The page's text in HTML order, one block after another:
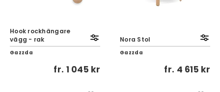
Hook rockhängare
vägg - rak
Gazzda
fr. 1 045 kr
Nora Stol
Gazzda
fr. 4 615 kr